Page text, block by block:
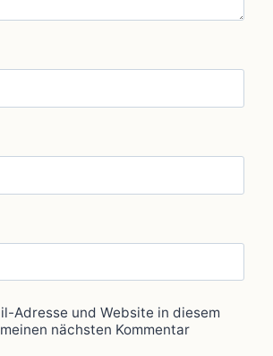
Adresse und Website in diesem
nächsten Kommentar